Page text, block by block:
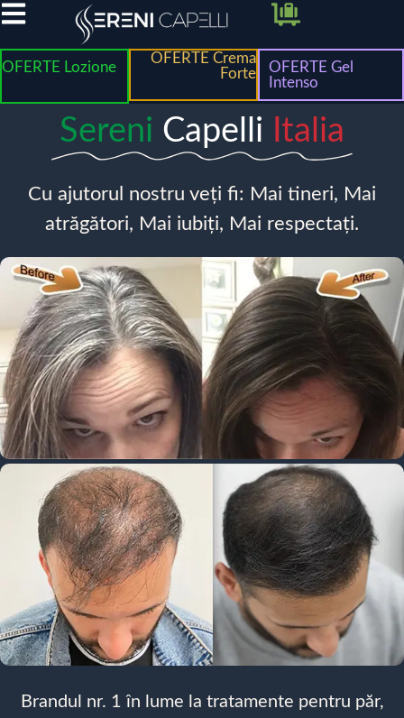
OFERTE Lozione
OFERTE Crema
Forte
OFERTE Gel
Intenso
Sereni Capelli Italia
Cu ajutorul nostru veți fi: Mai tineri, Mai
atrăgători, Mai iubiți, Mai respectați.
Brandul nr. 1 în lume la tratamente pentru păr,